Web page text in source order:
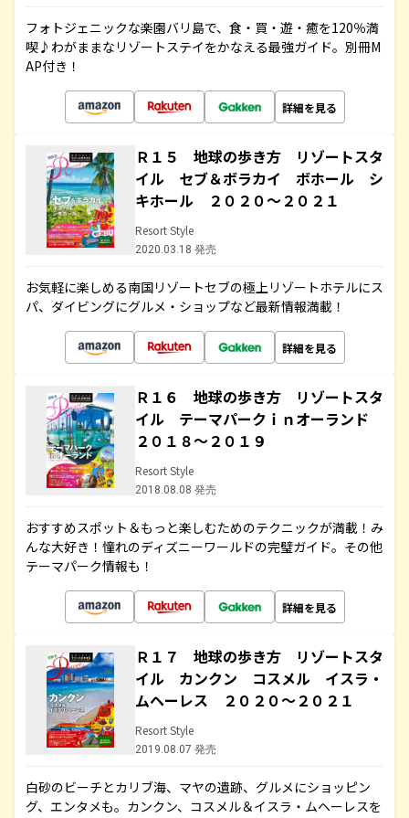
フォトジェニックな楽園バリ島で、食・買・遊・癒を120％満
喫♪わがままなリゾートステイをかなえる最強ガイド。別冊M
AP付き！
詳細を見る
Ｒ１５ 地球の歩き方 リゾートスタ
イル セブ＆ボラカイ ボホール シ
キホール ２０２０～２０２１
Resort Style
2020.03.18 発売
お気軽に楽しめる南国リゾートセブの極上リゾートホテルにス
パ、ダイビングにグルメ・ショップなど最新情報満載！
詳細を見る
Ｒ１６ 地球の歩き方 リゾートスタ
イル テーマパークｉｎオーランド
２０１８～２０１９
Resort Style
2018.08.08 発売
おすすめスポット＆もっと楽しむためのテクニックが満載！み
んな大好き！憧れのディズニーワールドの完璧ガイド。その他
テーマパーク情報も！
詳細を見る
Ｒ１７ 地球の歩き方 リゾートスタ
イル カンクン コスメル イスラ・
ムヘーレス ２０２０～２０２１
Resort Style
2019.08.07 発売
白砂のビーチとカリブ海、マヤの遺跡、グルメにショッピン
グ、エンタメも。カンクン、コスメル＆イスラ・ムヘーレスを